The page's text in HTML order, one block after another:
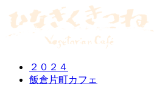
２０２４
飯倉片町カフェ